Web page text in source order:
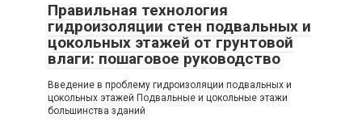
Правильная технология
гидроизоляции стен подвальных и
цокольных этажей от грунтовой
влаги: пошаговое руководство
Введение в проблему гидроизоляции подвальных и
цокольных этажей Подвальные и цокольные этажи
большинства зданий